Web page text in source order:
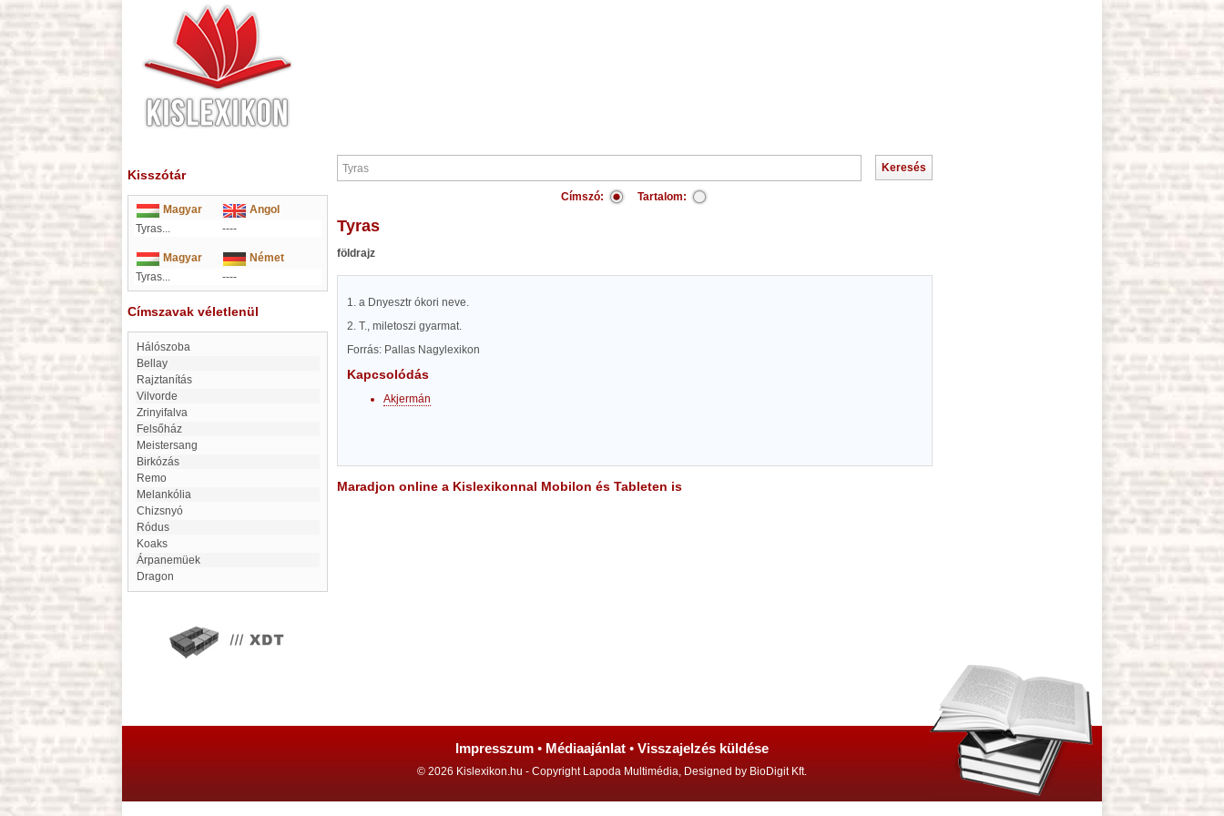
Kisszótár
Magyar
Angol
Tyras...
----
Magyar
Német
Tyras...
----
Címszavak véletlenül
Hálószoba
Bellay
Rajztanítás
Vilvorde
Zrinyifalva
felsőház
Meistersang
Birkózás
Remo
Melankólia
Chizsnyó
Ródus
Koaks
Árpanemüek
Dragon
Címszó: Tartalom:
Tyras
földrajz
1. a Dnyesztr ókori neve.
2. T., miletoszi gyarmat.
Forrás: Pallas Nagylexikon
Kapcsolódás
Akjermán
Maradjon online a Kislexikonnal Mobilon és Tableten is
Impresszum • Médiaajánlat • Visszajelzés küldése
© 2026 Kislexikon.hu - Copyright Lapoda Multimédia, Designed by BioDigit Kft.